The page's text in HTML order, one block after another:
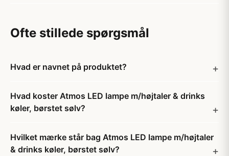
Ofte stillede spørgsmål
Hvad er navnet på produktet?
Hvad koster Atmos LED lampe m/højtaler & drinks
køler, børstet sølv?
Hvilket mærke står bag Atmos LED lampe m/højtaler
& drinks køler, børstet sølv?